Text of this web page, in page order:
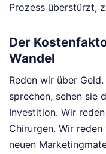
Prozess überstürzt,
Der
Wandel
Reden wir über
sprechen, sehen sie
Investition. Wir
Chirurgen. Wir
neuen